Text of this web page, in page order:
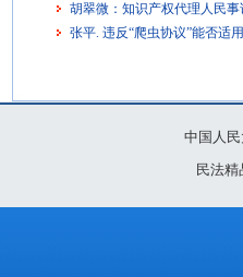
胡翠微：知识产权代理人民
张平. 违反“爬虫协议”能否适
中国人
民法精